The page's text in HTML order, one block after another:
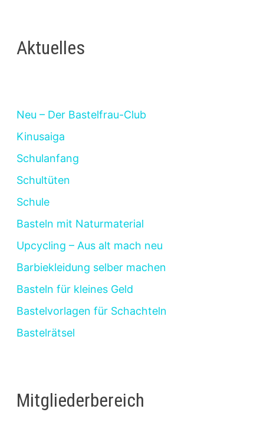
Aktuelles
Neu – Der Bastelfrau-Club
Kinusaiga
Schulanfang
Schultüten
Schule
Basteln mit Naturmaterial
Upcycling – Aus alt mach neu
Barbiekleidung selber machen
Basteln für kleines Geld
Bastelvorlagen für Schachteln
Bastelrätsel
Mitgliederbereich